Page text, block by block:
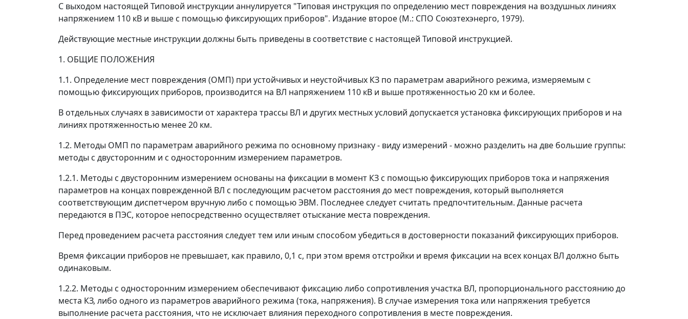
С выходом настоящей Типовой инструкции аннулируется "Типовая инструкция по определению мест повреждения на воздушных линиях
напряжением 110 кВ и выше с помощью фиксирующих приборов". Издание второе (М.: СПО Союзтехэнерго, 1979).
Действующие местные инструкции должны быть приведены в соответствие с настоящей Типовой инструкцией.
1. ОБЩИЕ ПОЛОЖЕНИЯ
1.1. Определение мест повреждения (ОМП) при устойчивых и неустойчивых КЗ по параметрам аварийного режима, измеряемым с
помощью фиксирующих приборов, производится на ВЛ напряжением 110 кВ и выше протяженностью 20 км и более.
В отдельных случаях в зависимости от характера трассы ВЛ и других местных условий допускается установка фиксирующих приборов и на
линиях протяженностью менее 20 км.
1.2. Методы ОМП по параметрам аварийного режима по основному признаку - виду измерений - можно разделить на две большие группы:
методы с двусторонним и с односторонним измерением параметров.
1.2.1. Методы с двусторонним измерением основаны на фиксации в момент КЗ с помощью фиксирующих приборов тока и напряжения
параметров на концах поврежденной ВЛ с последующим расчетом расстояния до мест повреждения, который выполняется
соответствующим диспетчером вручную либо с помощью ЭВМ. Последнее следует считать предпочтительным. Данные расчета
передаются в ПЭС, которое непосредственно осуществляет отыскание места повреждения.
Перед проведением расчета расстояния следует тем или иным способом убедиться в достоверности показаний фиксирующих приборов.
Время фиксации приборов не превышает, как правило, 0,1 с, при этом время отстройки и время фиксации на всех концах ВЛ должно быть
одинаковым.
1.2.2. Методы с односторонним измерением обеспечивают фиксацию либо сопротивления участка ВЛ, пропорционального расстоянию до
места КЗ, либо одного из параметров аварийного режима (тока, напряжения). В случае измерения тока или напряжения требуется
выполнение расчета расстояния, что не исключает влияния переходного сопротивления в месте повреждения.